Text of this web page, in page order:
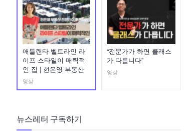
애틀랜타 벨트라인 라
이프 스타일이 매력적
인 집 | 현은영 부동산
영상
“전문가가 하면 클래스
가 다릅니다”
영상
뉴스레터 구독하기